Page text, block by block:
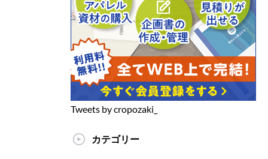
Tweets by cropozaki_
カテゴリー